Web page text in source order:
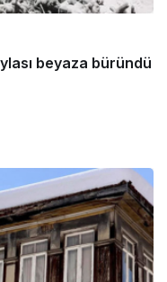
beyaza büründü